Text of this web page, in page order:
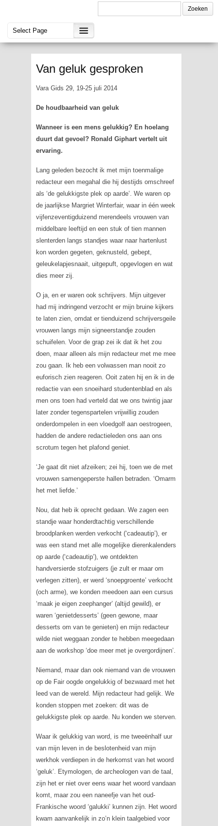
Van geluk gesproken
Vara Gids 29, 19-25 juli 2014
De houdbaarheid van geluk
Wanneer is een mens gelukkig? En hoelang
duurt dat gevoel? Ronald Giphart vertelt uit
ervaring.
Lang geleden bezocht ik met mijn toenmalige
redacteur een megahal die hij destijds omschreef
als ‘de gelukkigste plek op aarde’. We waren op
de jaarlijkse Margriet Winterfair, waar in één week
vijfenzeventigduizend merendeels vrouwen van
middelbare leeftijd en een stuk of tien mannen
slenterden langs standjes waar naar hartenlust
kon worden gegeten, geknusteld, gebept,
geleukelapjesnaait, uitgepuft, opgevlogen en wat
dies meer zij.
O ja, en er waren ook schrijvers. Mijn uitgever
had mij indringend verzocht er mijn bruine kijkers
te laten zien, omdat er tienduizend schrijversgeile
vrouwen langs mijn signeerstandje zouden
schuifelen. Voor de grap zei ik dat ik het zou
doen, maar alleen als mijn redacteur met me mee
zou gaan. Ik heb een volwassen man nooit zo
euforisch zien reageren. Ooit zaten hij en ik in de
redactie van een snoeihard studentenblad en als
men ons toen had verteld dat we ons twintig jaar
later zonder tegenspartelen vrijwillig zouden
onderdompelen in een vloedgolf aan oestrogeen,
hadden de andere redactieleden ons aan ons
scrotum tegen het plafond geniet.
‘Je gaat dit niet afzeiken; zei hij, toen we de met
vrouwen samengeperste hallen betraden. ‘Omarm
het met liefde.’
Nou, dat heb ik oprecht gedaan. We zagen een
standje waar honderdtachtig verschillende
broodplanken werden verkocht (‘cadeautip’), er
was een stand met alle mogelijke dierenkalenders
op aarde (‘cadeautip’), we ontdekten
handversierde stofzuigers (je zult er maar om
verlegen zitten), er werd ‘snoepgroente’ verkocht
(och arme), we konden meedoen aan een cursus
‘maak je eigen zeephanger’ (altijd gewild), er
waren ‘genietdesserts’ (geen gewone, maar
desserts om van te genieten) en mijn redacteur
wilde niet weggaan zonder te hebben meegedaan
aan de workshop ‘doe meer met je overgordijnen’.
Niemand, maar dan ook niemand van de vrouwen
op de Fair oogde ongelukkig of bezwaard met het
leed van de wereld. Mijn redacteur had gelijk. We
konden stoppen met zoeken: dit was de
gelukkigste plek op aarde. Nu konden we sterven.
Waar ik gelukkig van word, is me tweeënhalf uur
van mijn leven in de beslotenheid van mijn
werkhok verdiepen in de herkomst van het woord
‘geluk’. Etymologen, de archeologen van de taal,
zijn het er niet over eens waar het woord vandaan
komt, maar zou een naneefje van het oud-
Frankische woord ‘galukki’ kunnen zijn. Het woord
kwam aanvankelijk in zo’n klein taalgebied voor